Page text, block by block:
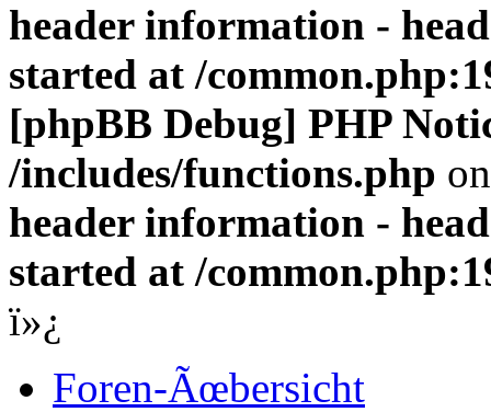
header information -
started at /
[phpBB Debug] PHP
/includes/functions.php
header information -
started at /
ï»¿
Foren-Ãœbersicht